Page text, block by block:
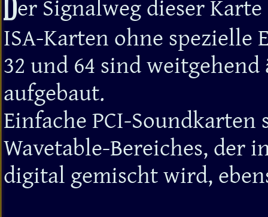
Der Signalweg dieser
ISA-Karten ohne spezielle
32 und 64 sind
aufgebaut.
Einfache PCI-Soundkarten
Wavetable-Bereiches, der
digital gemischt wird,